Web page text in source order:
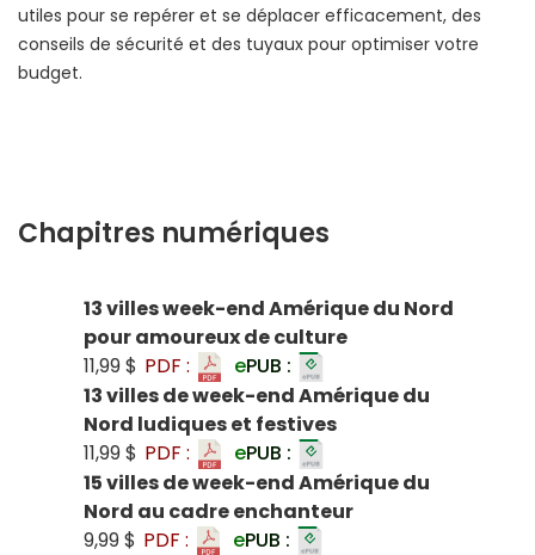
utiles pour se repérer et se déplacer efficacement, des
conseils de sécurité et des tuyaux pour optimiser votre
budget.
Chapitres numériques
13 villes week-end Amérique du Nord
pour amoureux de culture
11,99 $ PDF : ePUB :
13 villes de week-end Amérique du
Nord ludiques et festives
11,99 $ PDF : ePUB :
15 villes de week-end Amérique du
Nord au cadre enchanteur
9,99 $ PDF : ePUB :